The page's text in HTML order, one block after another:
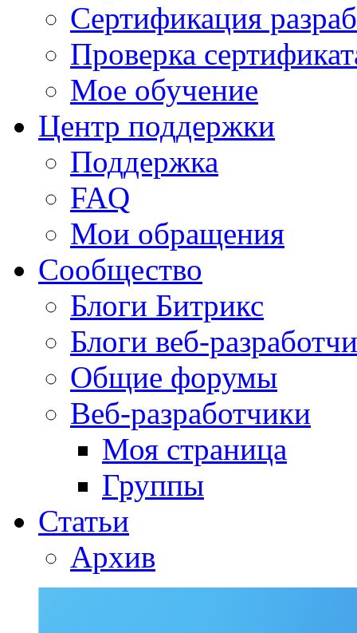
Сертификация
Проверка
Мое обучение
Центр поддержки
Поддержка
FAQ
Мои обращения
Сообщество
Блоги Битрикс
Блоги веб-
Общие форумы
Веб-разработчики
Моя страница
Группы
Статьи
Архив